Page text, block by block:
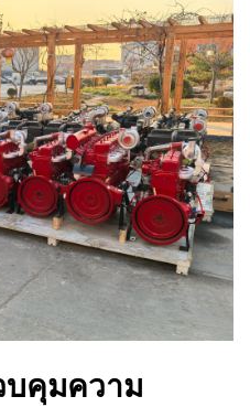
บคุมความ